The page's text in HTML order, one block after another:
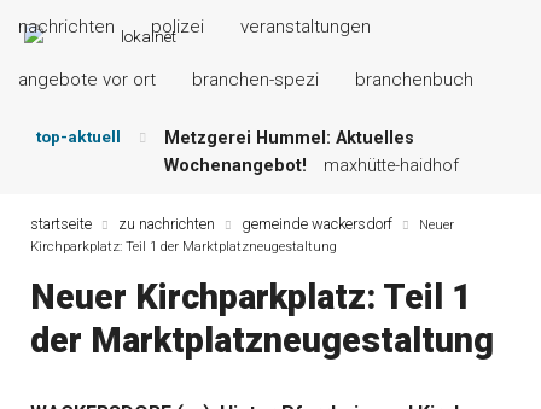
nachrichten polizei veranstaltungen
angebote vor ort branchen-spezi branchenbuch
top-aktuell
Metzgerei Hummel: Aktuelles
Wochenangebot!
maxhütte-haidhof
Grillspezialitäten u.v.m.! kallmünz
Meindl Metzgerei: Wochen-Speisekarte
Der „deutsche Michel“ muss nun
zahlen! kommentare & serien &
leserbriefe
startseite zu nachrichten gemeinde wackersdorf
Neuer
Kirchparkplatz: Teil 1 der Marktplatzneugestaltung
Neuer Kirchparkplatz: Teil 1
der Marktplatzneugestaltung